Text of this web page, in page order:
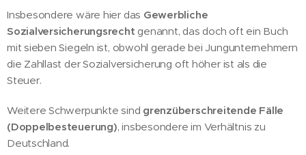
Insbesondere wäre hier das Gewerbliche
Sozialversicherungsrecht genannt, das doch oft ein Buch
mit sieben Siegeln ist, obwohl gerade bei Jungunternehmern
die Zahllast der Sozialversicherung oft höher ist als die
Steuer.
Weitere Schwerpunkte sind grenzüberschreitende Fälle
(Doppelbesteuerung), insbesondere im Verhältnis zu
Deutschland.